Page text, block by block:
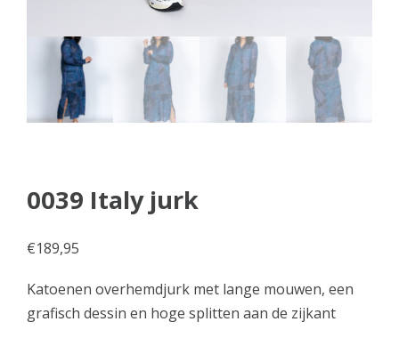
0039 Italy jurk
€189,95
Katoenen overhemdjurk met lange mouwen, een
grafisch dessin en hoge splitten aan de zijkant